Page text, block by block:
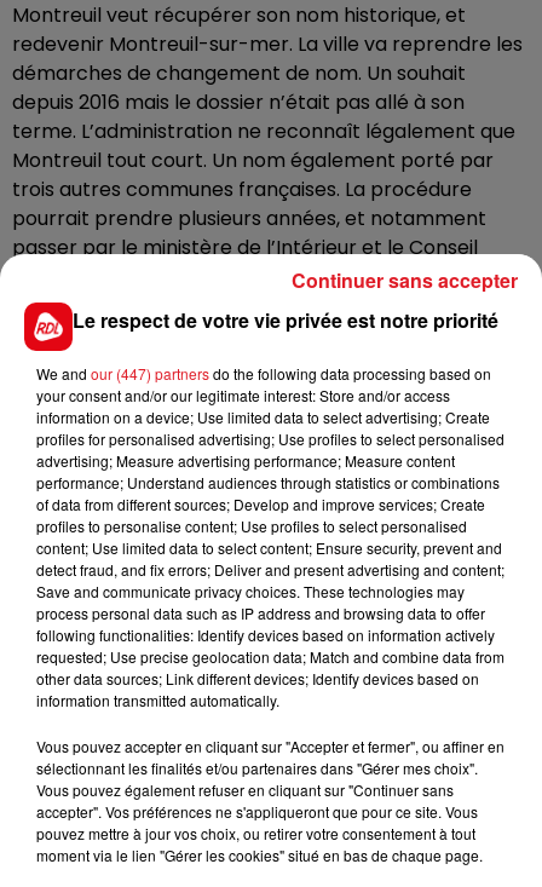
Montreuil veut récupérer son nom historique, et
redevenir Montreuil-sur-mer. La ville va reprendre les
démarches de changement de nom. Un souhait
depuis 2016 mais le dossier n’était pas allé à son
terme. L’administration ne reconnaît légalement que
Montreuil tout court. Un nom également porté par
trois autres communes françaises. La procédure
pourrait prendre plusieurs années, et notamment
passer par le ministère de l’Intérieur et le Conseil
FIL D'ACTUS
15 juillet 2026
BÉTHUNE: ENQUÊTE POUR HOMICIDE
VOLONTAIRE EN COURS, APRÈS LA...
Selon les premiers éléments, le logement servait
à des prostituées
Le respect de votre vie privée est notre priorité
We and our (447) partnersdo the following data processing based on
your consent and/or our legitimate interest: Store and/or access
information on a device; Use limited data to select advertising; Create
profiles for personalised advertising; Use profiles to select personalised
advertising; Measure advertising performance; Measure content
performance; Understand audiences through statistics or combinations
of data from different sources; Develop and improve services; Create
profiles to personalise content; Use profiles to select personalised
content; Use limited data to select content; Ensure security, prevent and
detect fraud, and fix errors; Deliver and present advertising and content;
Save and communicate privacy choices. These technologies may
process personal data such as IP address and browsing data to offer
following functionalities: Identify devices based on information actively
requested; Use precise geolocation data; Match and combine data from
other data sources; Link different devices; Identify devices based on
information transmitted automatically.
Vous pouvez accepter en cliquant sur "Accepter et fermer", ou affiner en
sélectionnant les finalités et/ou partenaires dans "Gérer mes choix".
Vous pouvez également refuser en cliquant sur "Continuer sans
accepter". Vos préférences ne s'appliqueront que pour ce site. Vous
pouvez mettre à jour vos choix, ou retirer votre consentement à tout
moment via le lien "Gérer les cookies" situé en bas de chaque page.
Continuer sans accepter